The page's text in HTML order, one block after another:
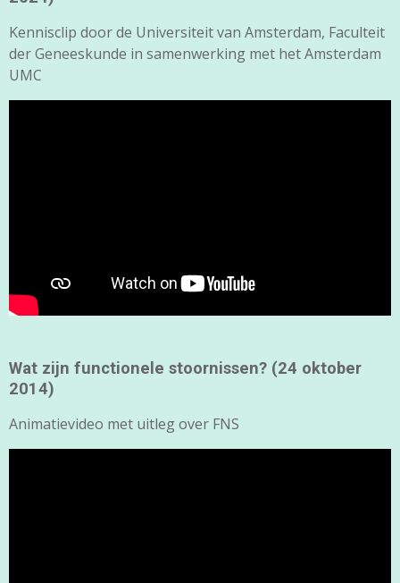
Kennisclip door de Universiteit van Amsterdam, Faculteit
der Geneeskunde in samenwerking met het Amsterdam
UMC
Wat zijn functionele stoornissen? (24 oktober
2014)
Animatievideo met uitleg over FNS